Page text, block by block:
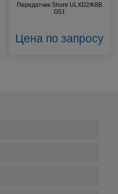
Передатчик Shure ULXD2/K8B
G51
Цена по запросу